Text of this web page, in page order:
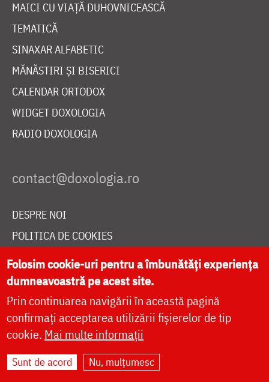
MAICI CU VIAȚĂ DUHOVNICEASCĂ
TEMATICĂ
SINAXAR ALFABETIC
MĂNĂSTIRI ȘI BISERICI
CALENDAR ORTODOX
WIDGET DOXOLOGIA
RADIO DOXOLOGIA
DESPRE NOI
POLITICA DE COOKIES
DONEAZĂ ONLINE PENTRU CATEDRALA NAȚIONALĂ
LIVE
Site dezvoltat deDOXOLOGIA MEDIA
Arhiepiscopia Iașilor | ©
Folosim cookie-uri pentru a îmbunătăți experiența
dumneavoastră pe acest site.
Prin continuarea navigării în această pagină
confirmați acceptarea utilizării fișierelor de tip
cookie. Mai multe informații
Sunt de acord Nu, mulțumesc